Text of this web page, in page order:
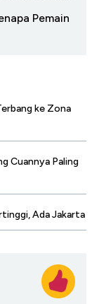
Pemain
ke Zona
Cuannya Paling
Ada Jakarta